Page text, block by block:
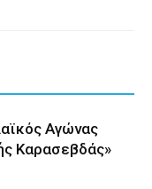
Αγώνας
Καρασεβδάς»